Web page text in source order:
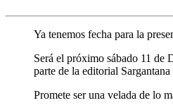
Ya tenemos fecha para la
Será el próximo sábado 11
parte de la editorial
Promete ser una velada de lo